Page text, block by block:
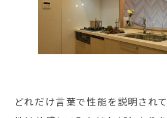
どれだけ言葉で性能を説明され